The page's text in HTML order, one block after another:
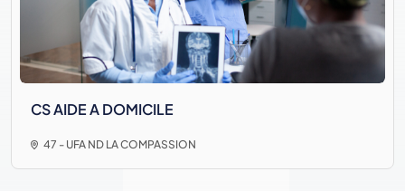
CS AIDE A DOMICILE
47 - UFA ND LA COMPASSION